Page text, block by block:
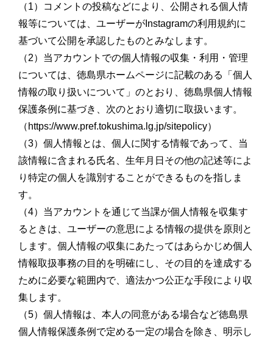
（1）コメントの投稿などにより、公開される個人情
報等については、ユーザーがInstagramの利用規約に
基づいて公開を承認したものとみなします。
（2）当アカウントでの個人情報の収集・利用・管理
については、徳島県ホームページに記載のある「個人
情報の取り扱いについて」のとおり、徳島県個人情報
保護条例に基づき、次のとおり適切に取扱います。
（https://www.pref.tokushima.lg.jp/sitepolicy）
（3）個人情報とは、個人に関する情報であって、当
該情報に含まれる氏名、生年月日その他の記述等によ
り特定の個人を識別することができるものを指しま
す。
（4）当アカウントを通じて当課が個人情報を収集す
るときは、ユーザーの意思による情報の提供を原則と
します。個人情報の収集にあたってはあらかじめ個人
情報取扱事務の目的を明確にし、その目的を達成する
ために必要な範囲内で、適法かつ公正な手段により収
集します。
（5）個人情報は、本人の同意がある場合など徳島県
個人情報保護条例で定める一定の場合を除き、明示し